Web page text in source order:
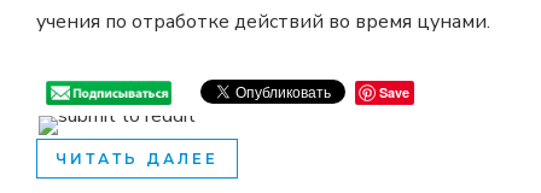
учения по отработке действий во время цунами.
Save
ЧИТАТЬ ДАЛЕЕ